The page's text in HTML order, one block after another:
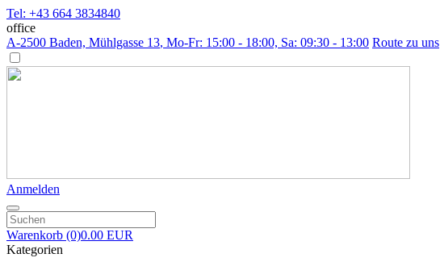
Tel: +43 664 3834840
office
A-2500 Baden, Mühlgasse 13, Mo-Fr: 15:00 - 18:00, Sa: 09:30 - 13:00 Route zu uns
Anmelden
Warenkorb (0)0.00 EUR
Kategorien